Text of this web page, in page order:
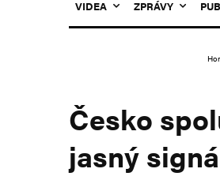
VIDEA ZPRÁVY
Česko
jasný